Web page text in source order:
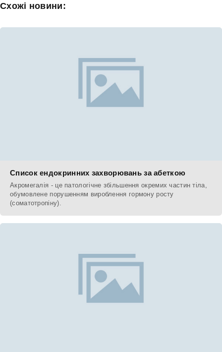
Схожі новини:
Список ендокринних захворювань за абеткою
Акромегалія - це патологічне збільшення окремих частин тіла,
обумовлене порушенням вироблення гормону росту
(соматотропіну).